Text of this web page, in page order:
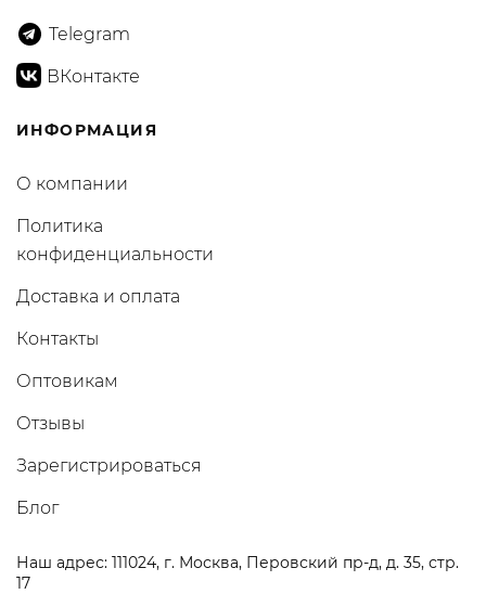
Telegram
ВКонтакте
ИНФОРМАЦИЯ
О компании
Политика
конфиденциальности
Доставка и оплата
Контакты
Оптовикам
Отзывы
Зарегистрироваться
Блог
Наш адрес: 111024, г. Москва, Перовский пр-д, д. 35, стр.
17